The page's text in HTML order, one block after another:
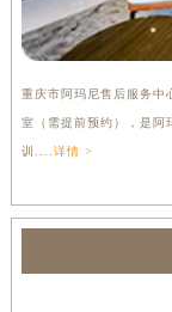
重庆市阿玛尼售后服务中
室（需提前预约），是阿
训....详情 >